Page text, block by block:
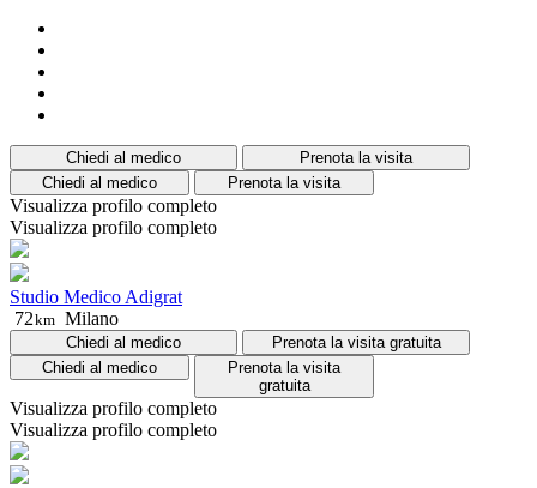
Chiedi al medico
Prenota la visita
Chiedi al medico
Prenota la visita
Visualizza profilo completo
Visualizza profilo completo
Studio Medico Adigrat
72km Milano
Chiedi al medico
Prenota la visita gratuita
Chiedi al medico
Prenota la visita
gratuita
Visualizza profilo completo
Visualizza profilo completo